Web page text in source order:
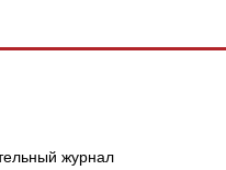
журнал